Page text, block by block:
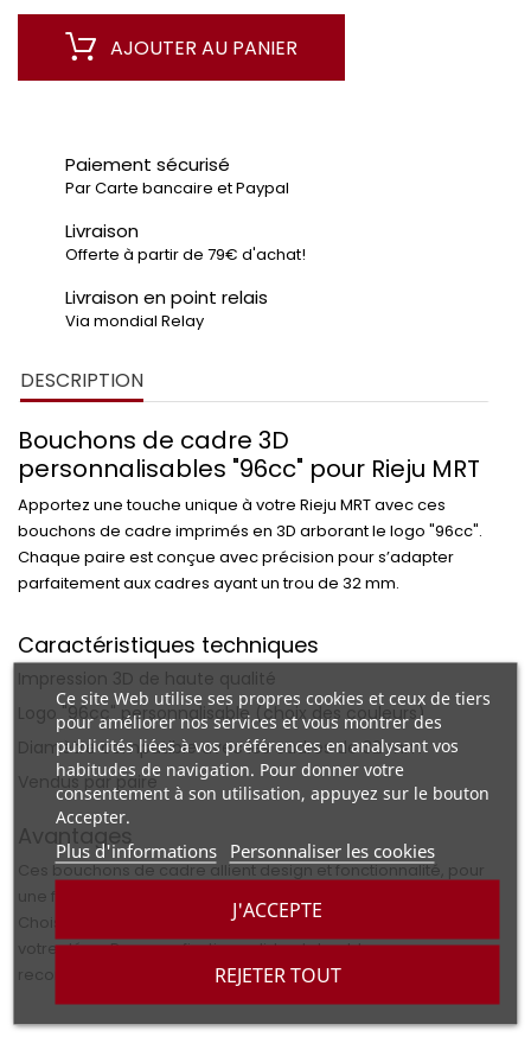
Ce site Web utilise ses propres cookies et ceux de tiers
pour améliorer nos services et vous montrer des
publicités liées à vos préférences en analysant vos
habitudes de navigation. Pour donner votre
consentement à son utilisation, appuyez sur le bouton
Accepter.
Plus d'informations Personnaliser les cookies
REJETER TOUT
J'ACCEPTE
AJOUTER AU PANIER
Paiement sécurisé
Par Carte bancaire et Paypal
Livraison
Offerte à partir de 79€ d'achat!
Livraison en point relais
Via mondial Relay
DESCRIPTION
Bouchons de cadre 3D
personnalisables "96cc" pour Rieju MRT
Apportez une touche unique à votre Rieju MRTavec ces
bouchons de cadre imprimés en 3D arborant le logo "96cc".
Chaque paire est conçue avec précision pour s’adapter
parfaitement aux cadres ayant untrou de 32 mm.
Caractéristiques techniques
Impression 3D de haute qualité
Logo"96cc"personnalisable (choix des couleurs)
Diamètre compatible avec les cadres de32 mm
Vendus par paire
Avantages
Ces bouchons de cadre allientdesignetfonctionnalité , pour
une finition soignée et personnalisée sur votre moto.
Choisissez vos couleurs pour un rendu unique et assorti à
votre déco. Pour une fixation solide et durable, nous
recommandons l’utilisation d’unecolle néoprène